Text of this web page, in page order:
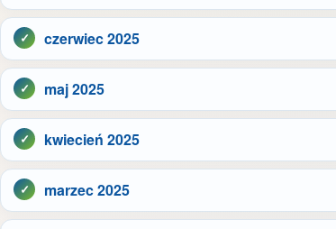
czerwiec 2025
maj 2025
kwiecień 2025
marzec 2025